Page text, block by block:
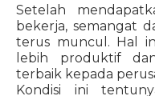
Setelah
bekerja, semangat
terus muncul. Hal
lebih produktif
terbaik kepada
Kondisi ini